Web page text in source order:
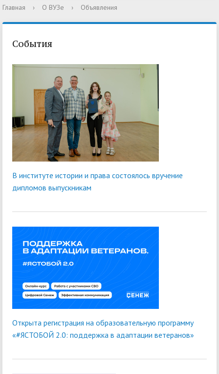
Главная › О ВУЗе › Объявления
События
В институте истории и права состоялось вручение
дипломов выпускникам
Открыта регистрация на образовательную программу
«#ЯСТОБОЙ 2.0: поддержка в адаптации ветеранов»